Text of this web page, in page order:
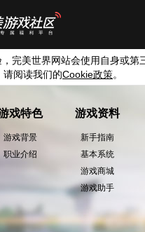
完美世界网站会使用自身或第
请阅读我们的Cookie政策。
戏特色
游戏背景
职业介绍
游戏资料
新手指南
基本系统
游戏商城
游戏助手